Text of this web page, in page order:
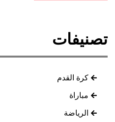
تصنيفات
كرة القدم
مباراة
الرياضة